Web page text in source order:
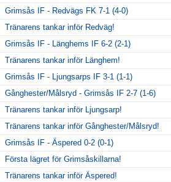
Grimsås IF - Redvägs FK 7-1 (4-0)
Tränarens tankar inför Redväg!
Grimsås IF - Länghems IF 6-2 (2-1)
Tränarens tankar inför Länghem!
Grimsås IF - Ljungsarps IF 3-1 (1-1)
Gånghester/Målsryd - Grimsås IF 2-7 (1-6)
Tränarens tankar inför Ljungsarp!
Tränarens tankar inför Gånghester/Målsryd!
Grimsås IF - Äspered 0-2 (0-1)
Första lägret för Grimsåskillarna!
Tränarens tankar inför Äspered!